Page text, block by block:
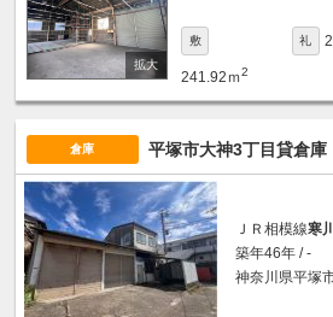
敷 礼
241.92ｍ2
倉庫 平塚市大神3丁目貸倉庫
ＪＲ相模線寒
築年46年 / -
神奈川県平塚